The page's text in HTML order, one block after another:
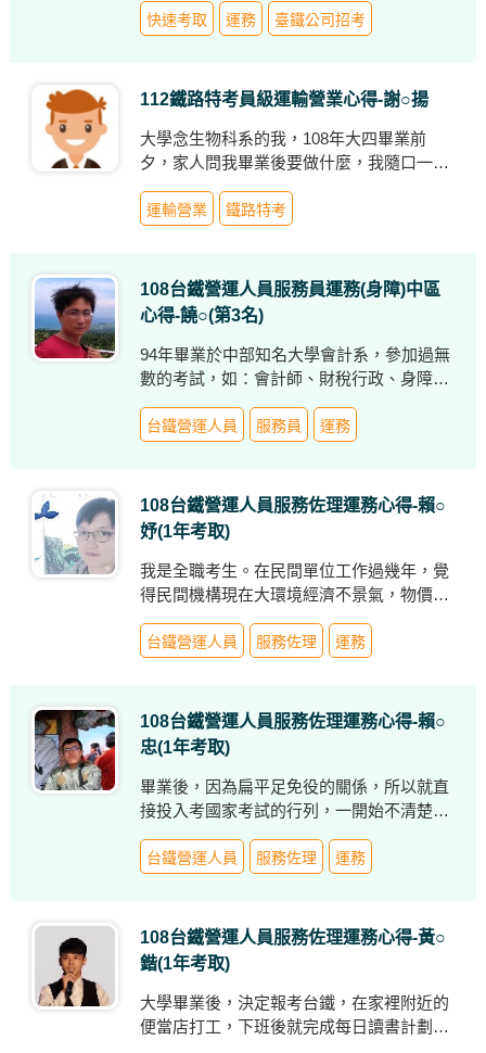
速通過的聲音，都加深了我對於這個交通工
快速考取 運務 臺鐵公司招考
112鐵路特考員級運輸營業心得-謝○揚
大學念生物科系的我，108年大四畢業前
夕，家人問我畢業後要做什麼，我隨口一句
後看到台鐵運務類服務佐理考試，決定先進
109年佐級場站調車考試，半工半讀自學四
個月後，果然落榜了，自我檢討後，覺得書
上很多專有名詞靠自己解讀真的很吃力，如
此會降低讀書效率，所以心想落榜後，一樣
要+365天，那不如拚看看員級考試，於是剛
習費，毅然的加入了志光數位學院110年鐵
運輸營業 鐵路特考
108台鐵營運人員服務員運務(身障)中區
心得-饒○(第3名)
94年畢業於中部知名大學會計系，參加過無
數的考試，如：會計師、財稅行政、身障特
為參加國營事業考試：如郵局考試、台糖、
台鐵營運人員 服務員 運務
108台鐵營運人員服務佐理運務心得-賴○
妤(1年考取)
我是全職考生。在民間單位工作過幾年，覺
得民間機構現在大環境經濟不景氣，物價一
在就業前抱著姑且一試的決心來報名應考。
心，無論如何都不回頭！即便讀書時，心裡
再煎熬、怨嘆、抱怨，不如再多讀一些內
容！
台鐵營運人員 服務佐理 運務
108台鐵營運人員服務佐理運務心得-賴○
忠(1年考取)
畢業後，因為扁平足免役的關係，所以就直
接投入考國家考試的行列，一開始不清楚、
招、地方特考、初等考...等，都去考，結果
台鐵營運人員 服務佐理 運務
108台鐵營運人員服務佐理運務心得-黃○
鍇(1年考取)
大學畢業後，決定報考台鐵，在家裡附近的
便當店打工，下班後就完成每日讀書計劃。